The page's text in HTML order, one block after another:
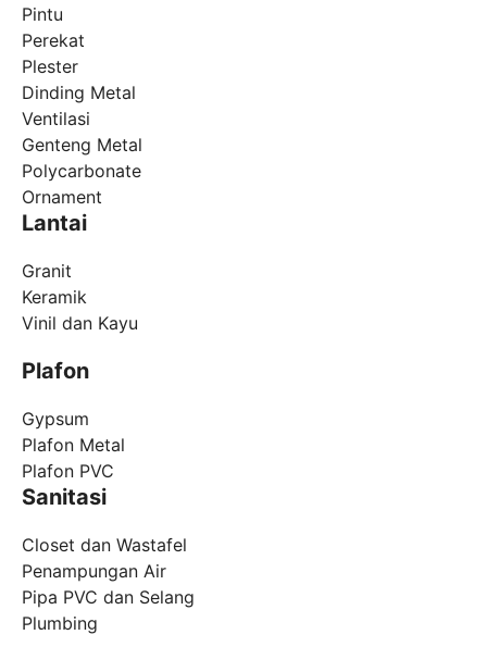
Pintu
Perekat
Plester
Dinding Metal
Ventilasi
Genteng Metal
Polycarbonate
Ornament
Lantai
Granit
Keramik
Vinil dan Kayu
Plafon
Gypsum
Plafon Metal
Plafon PVC
Sanitasi
Closet dan Wastafel
Penampungan Air
Pipa PVC dan Selang
Plumbing